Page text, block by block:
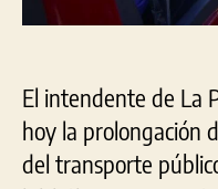
El intendente de La
hoy la prolongación
del transporte